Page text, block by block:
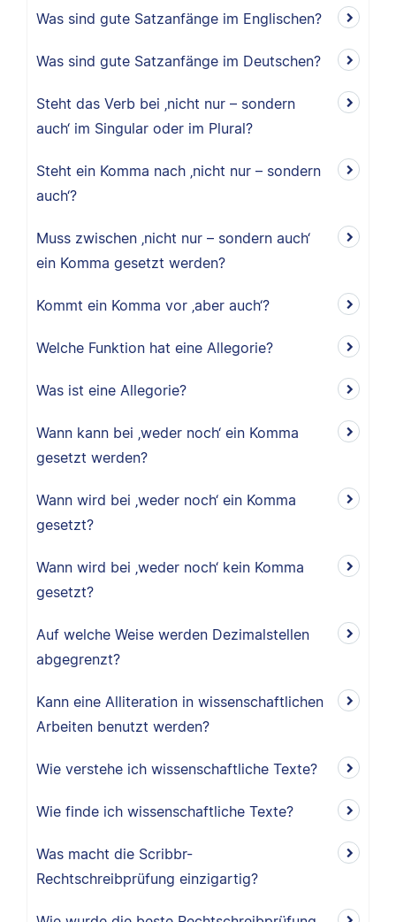
Was sind gute Satzanfänge im Englischen?
Was sind gute Satzanfänge im Deutschen?
Steht das Verb bei ‚nicht nur – sondern
auch‘ im Singular oder im Plural?
Steht ein Komma nach ‚nicht nur – sondern
auch‘?
Muss zwischen ‚nicht nur – sondern auch‘
ein Komma gesetzt werden?
Kommt ein Komma vor ‚aber auch‘?
Welche Funktion hat eine Allegorie?
Was ist eine Allegorie?
Wann kann bei ‚weder noch‘ ein Komma
gesetzt werden?
Wann wird bei ‚weder noch‘ ein Komma
gesetzt?
Wann wird bei ‚weder noch‘ kein Komma
gesetzt?
Auf welche Weise werden Dezimalstellen
abgegrenzt?
Kann eine Alliteration in wissenschaftlichen
Arbeiten benutzt werden?
Wie verstehe ich wissenschaftliche Texte?
Wie finde ich wissenschaftliche Texte?
Was macht die Scribbr-
Rechtschreibprüfung einzigartig?